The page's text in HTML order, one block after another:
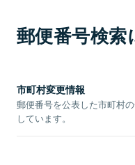
郵便番号検索
市町村変更情報
郵便番号を公表した市町村
しています。